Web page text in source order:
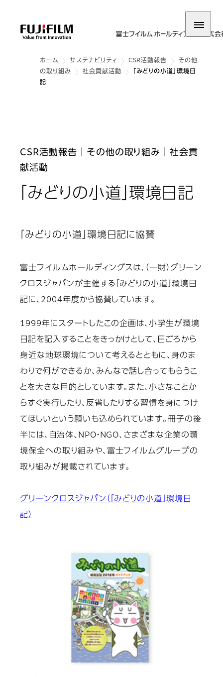
ホーム サステナビリティ CSR活動報告
その他
の取り組み
社会貢献活動
「みどりの小道」環境日
記
CSR活動報告│その他の取り組み│社会貢
献活動
「みどりの小道」環境日記
「みどりの小道」環境日記に協賛
富士フイルムホールディングスは、（一財）グリーン
クロスジャパンが主催する「みどりの小道」環境日
記に、2004年度から協賛しています。
1999年にスタートしたこの企画は、小学生が環境
日記を記入することをきっかけとして、日ごろから
身近な地球環境について考えるとともに、身のま
わりで何ができるか、みんなで話し合ってもらうこ
とを大きな目的としています。また、小さなことか
らすぐ実行したり、反省したりする習慣を身につけ
てほしいという願いも込められています。冊子の後
半には、自治体、NPO・NGO、さまざまな企業の環
境保全への取り組みや、富士フイルムグループの
取り組みが掲載されています。
グリーンクロスジャパン（「みどりの小道」環境日
記）